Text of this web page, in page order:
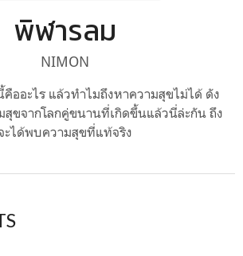
พิฬารลม
NIMON
ออะไร แล้วทำไมถึงหาความสุขไม่ได้ ดัง
สุขจากโลกคู่ขนานที่เกิดขึ้นแล้วนี่ล่ะกัน ถึง
ะได้พบความสุขที่แท้จริง